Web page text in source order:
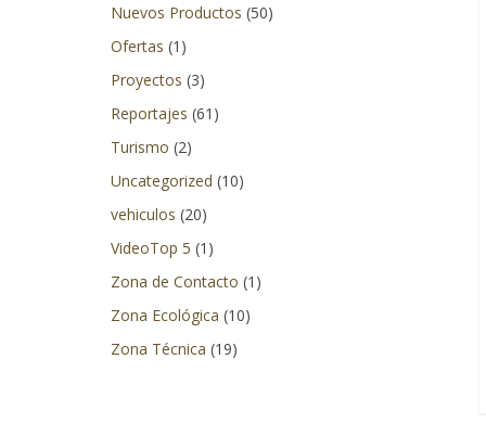
se
refiere.
solo
cubriendo
eventos
lanzamientos
de
productos
nacionales
también
logrando
Nuevos Productos (50)
Ofertas (1)
Proyectos (3)
Reportajes (61)
Turismo (2)
Uncategorized (10)
vehiculos (20)
VideoTop 5 (1)
Zona de Contacto (1)
Zona Ecológica (10)
Zona Técnica (19)